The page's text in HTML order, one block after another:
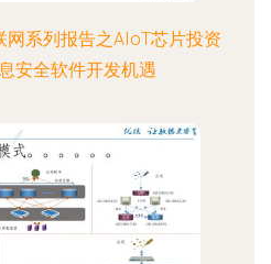
系列报告之AIoT芯片投资
安全软件开发机遇